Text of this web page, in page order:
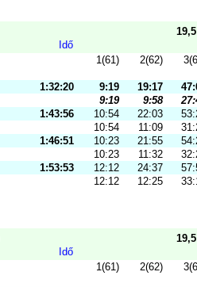
Idő
1(61)
2(62)
1:32:20 9:19 19:17
9:19
9:58
1:43:56 10:54 22:03
10:54
11:09
1:46:51 10:23 21:55
10:23
11:32
1:53:53 12:12 24:37
12:12
12:25
Idő
1(61)
2(62)